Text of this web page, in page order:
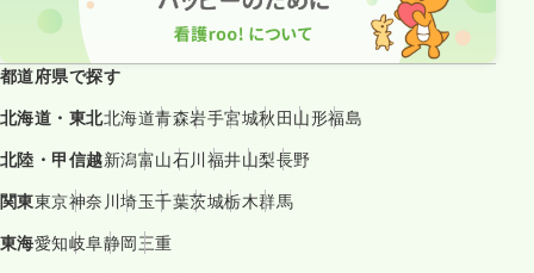
都道府県で探す
北海道・東北北海道青森岩手宮城秋田山形福島
北陸・甲信越新潟富山石川福井山梨長野
関東東京神奈川埼玉千葉茨城栃木群馬
東海愛知岐阜静岡三重